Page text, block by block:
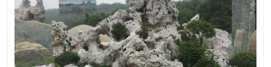
黄蜡石 大型石雕
人物雕塑 异型石材